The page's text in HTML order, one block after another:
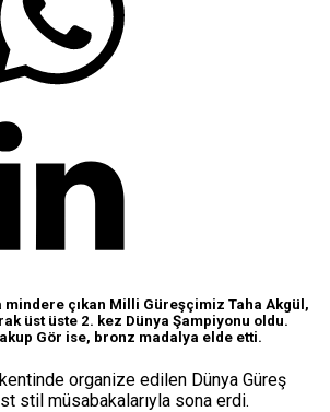
çıkan Milli Güreşçimiz Taha Akgül,
üst üste 2. kez Dünya Şampiyonu oldu.
Gör ise, bronz madalya elde etti.
organize edilen Dünya Güreş
stil müsabakalarıyla sona erdi.